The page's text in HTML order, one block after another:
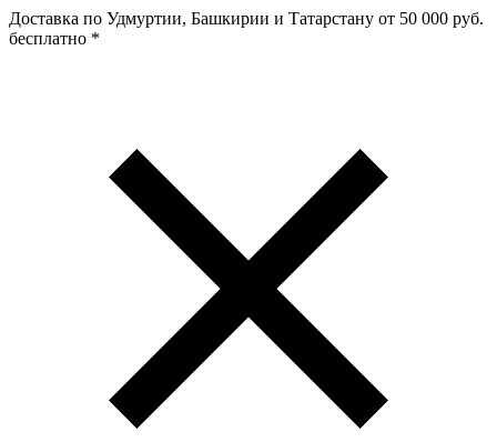
Доставка по Удмуртии, Башкирии и Татарстану от 50 000 руб.
бесплатно *